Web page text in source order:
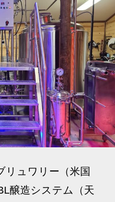
リュワリー（米国
醸造システム（天